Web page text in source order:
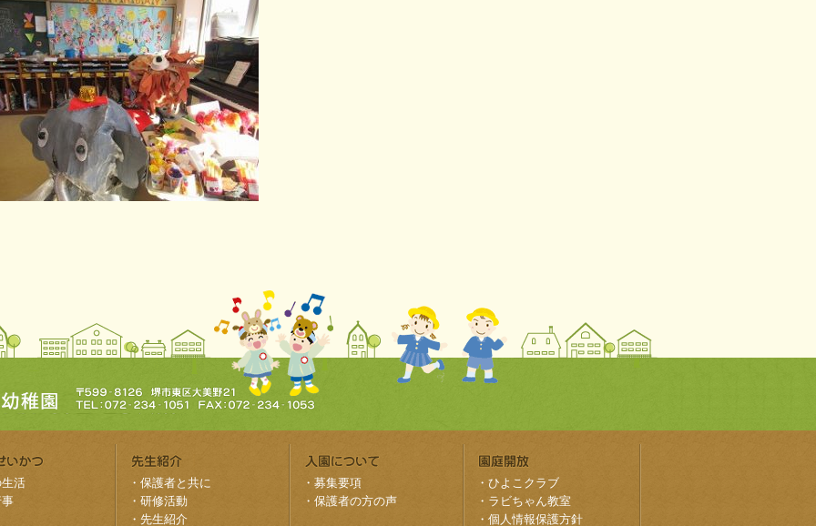
活
・ 保護者と共に
・ 研修活動
・ 先生紹介
・ 募集要項
・ 保護者の方の声
・ ひよこクラブ
・ ラビちゃん教室
・ 個人情報保護方針